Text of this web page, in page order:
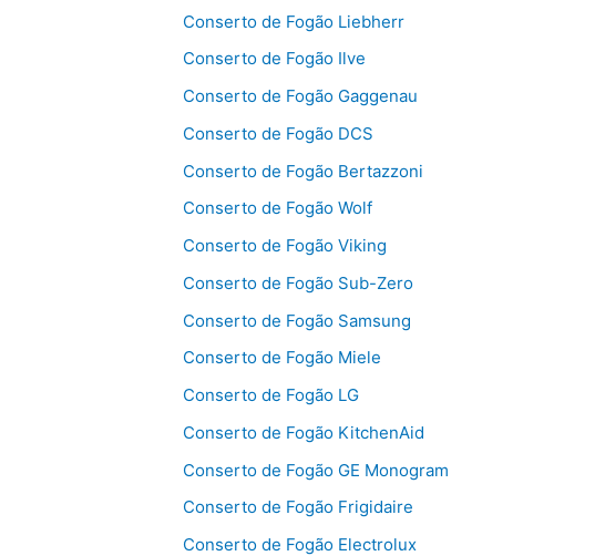
Conserto de Fogão Liebherr
Conserto de Fogão Ilve
Conserto de Fogão Gaggenau
Conserto de Fogão DCS
Conserto de Fogão Bertazzoni
Conserto de Fogão Wolf
Conserto de Fogão Viking
Conserto de Fogão Sub-Zero
Conserto de Fogão Samsung
Conserto de Fogão Miele
Conserto de Fogão LG
Conserto de Fogão KitchenAid
Conserto de Fogão GE Monogram
Conserto de Fogão Frigidaire
Conserto de Fogão Electrolux